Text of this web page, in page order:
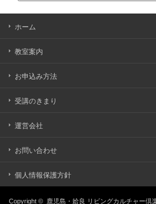
ホーム
教室案内
お申込み方法
受講のきまり
運営会社
お問い合わせ
個人情報保護方針
Copyright © 鹿児島・姶良 リビングカルチャー倶